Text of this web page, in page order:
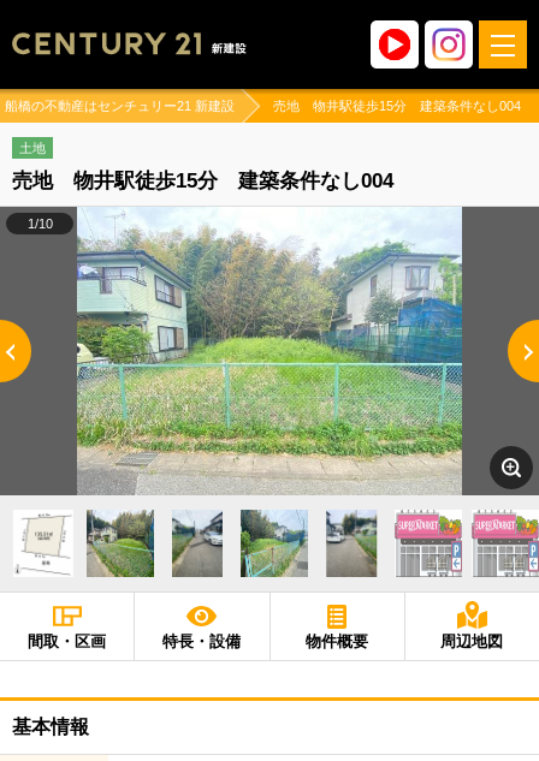
船橋の不動産はセンチュリー21 新建設 売地 物井駅徒歩15分 建築条件なし004
土地
売地 物井駅徒歩15分 建築条件なし004
1/10
間取・区画 特長・設備 物件概要 周辺地図
基本情報